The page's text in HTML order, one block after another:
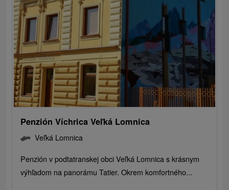
Penzión Víchrica Veľká Lomnica
Veľká Lomnica
Penzión v podtatranskej obci Veľká Lomnica s krásnym
výhľadom na panorámu Tatier. Okrem komfortného...